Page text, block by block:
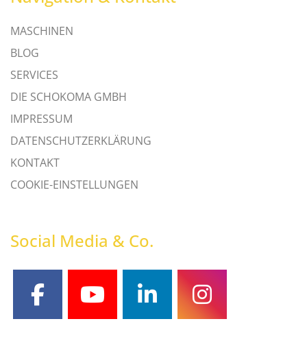
MASCHINEN
BLOG
SERVICES
DIE SCHOKOMA GMBH
IMPRESSUM
DATENSCHUTZERKLÄRUNG
KONTAKT
COOKIE-EINSTELLUNGEN
Social Media & Co.
facebookyoutubelinkedininstagram